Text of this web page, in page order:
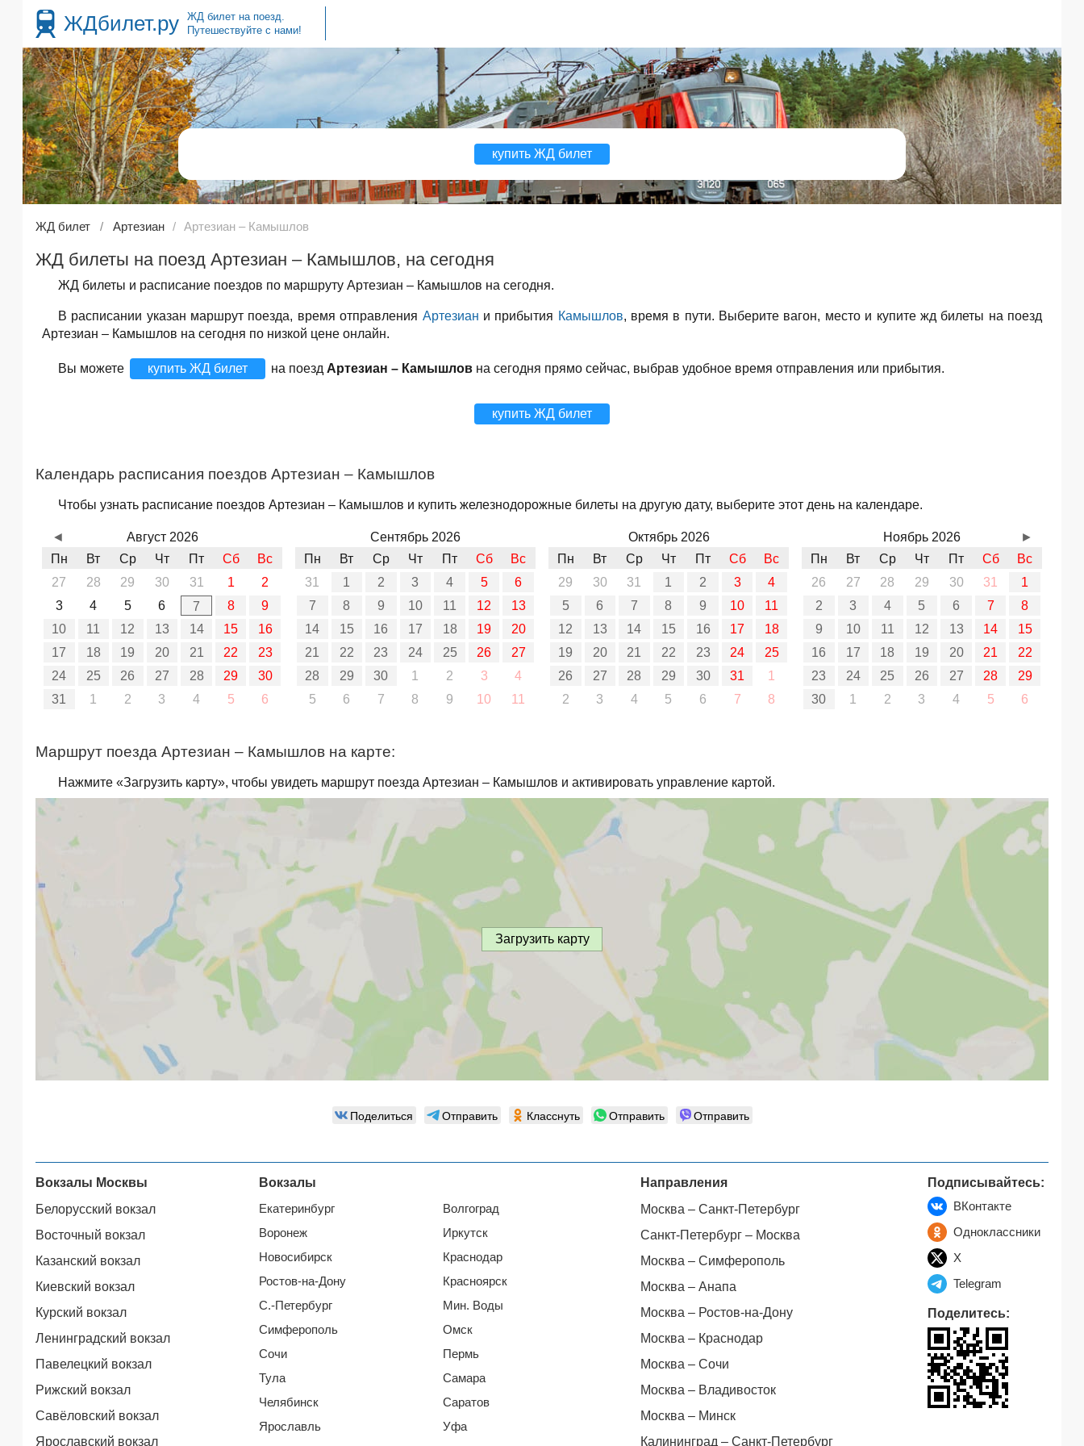
ЖДбилет.ру
ЖД билет на поезд.
Путешествуйте с нами!
купить ЖД билет
ЖД билет Артезиан Артезиан – Камышлов
ЖД билеты на поезд Артезиан – Камышлов, на сегодня
ЖД билеты и расписание поездов по маршруту Артезиан – Камышлов на сегодня.
В расписании указан маршрут поезда, время отправления Артезиан и прибытия Камышлов, время в пути. Выберите вагон, место и купите жд билеты на поезд
Артезиан – Камышлов на сегодня по низкой цене онлайн.
Вы можете купить ЖД билет на поезд Артезиан – Камышлов на сегодня прямо сейчас, выбрав удобное время отправления или прибытия.
купить ЖД билет
Календарь расписания поездов Артезиан – Камышлов
Чтобы узнать расписание поездов Артезиан – Камышлов и купить железнодорожные билеты на другую дату, выберите этот день на календаре.
Август 2026
Пн
Вт Ср Чт Пт Сб
Вс
27
28 29 30 31 1
2
3
4 5 6 7 8
9
10
11 12 13 14 15
16
17
18 19 20 21 22
23
24
25 26 27 28 29
30
31
1 2 3 4 5 6
Сентябрь 2026
Пн
Вт Ср Чт Пт Сб
Вс
31
1 2 3 4 5
6
7
8 9 10 11 12
13
14
15 16 17 18 19
20
21
22 23 24 25 26
27
28
29 30 1 2 3
4
5
6 7 8 9 10 11
Октябрь 2026
Пн
Вт Ср Чт Пт Сб
Вс
29
30 31 1 2 3
4
5
6 7 8 9 10
11
12
13 14 15 16 17
18
19
20 21 22 23 24
25
26
27 28 29 30 31
1
2
3 4 5 6 7 8
Ноябрь 2026
Пн
Вт Ср Чт Пт Сб
Вс
26
27 28 29 30 31
1
2
3 4 5 6 7
8
9
10 11 12 13 14
15
16
17 18 19 20 21
22
23
24 25 26 27 28
29
30
1 2 3 4 5 6
◄ ►
Маршрут поезда Артезиан – Камышлов на карте:
Нажмите «Загрузить карту», чтобы увидеть маршрут поезда Артезиан – Камышлов и активировать управление картой.
Загрузить карту
Поделиться Отправить Класснуть Отправить Отправить
Вокзалы Москвы
Белорусский вокзал
Восточный вокзал
Казанский вокзал
Киевский вокзал
Курский вокзал
Ленинградский вокзал
Павелецкий вокзал
Рижский вокзал
Савёловский вокзал
Ярославский вокзал
Вокзалы
Екатеринбург
Воронеж
Новосибирск
Ростов-на-Дону
С.-Петербург
Симферополь
Сочи
Тула
Челябинск
Ярославль
Волгоград
Иркутск
Краснодар
Красноярск
Мин. Воды
Омск
Пермь
Самара
Саратов
Уфа
Направления
Москва – Санкт-Петербург
Санкт-Петербург – Москва
Москва – Симферополь
Москва – Анапа
Москва – Ростов-на-Дону
Москва – Краснодар
Москва – Сочи
Москва – Владивосток
Москва – Минск
Калининград – Санкт-Петербург
Подписывайтесь:
ВКонтакте
Одноклассники
X
Telegram
Поделитесь: